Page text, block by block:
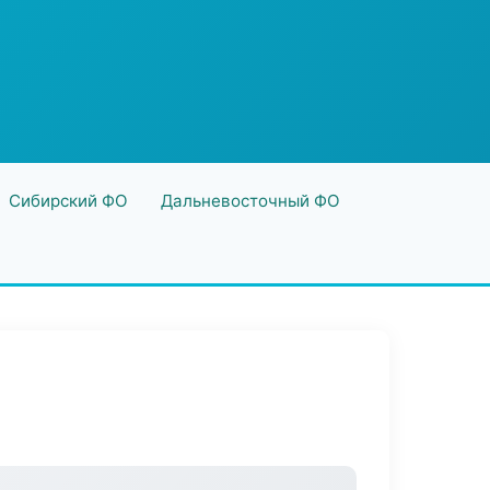
Сибирский ФО Дальневосточный ФО